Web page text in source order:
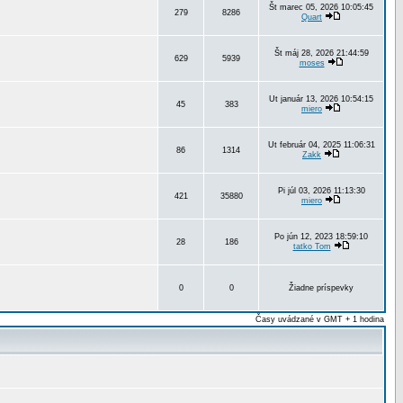
279 8286
Št marec 05, 2026 10:05:45
Quart
629 5939
Št máj 28, 2026 21:44:59
moses
45 383
Ut január 13, 2026 10:54:15
miero
86 1314
Ut február 04, 2025 11:06:31
Zakk
421 35880
Pi júl 03, 2026 11:13:30
miero
28 186
Po jún 12, 2023 18:59:10
tatko Tom
0 0 Žiadne príspevky
Časy uvádzané v GMT + 1 hodina